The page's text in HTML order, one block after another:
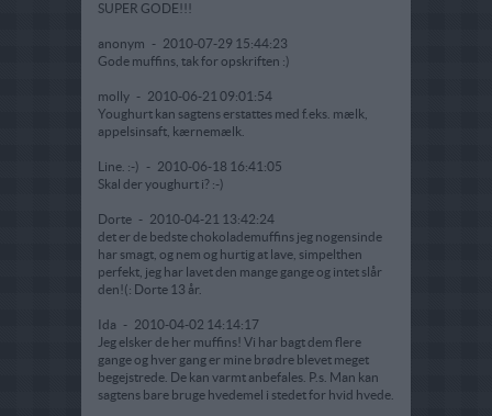
SUPER GODE!!!
anonym - 2010-07-29 15:44:23
Gode muffins, tak for opskriften :)
molly - 2010-06-21 09:01:54
Youghurt kan sagtens erstattes med f.eks. mælk,
appelsinsaft, kærnemælk.
Line. :-) - 2010-06-18 16:41:05
Skal der youghurt i? :-)
Dorte - 2010-04-21 13:42:24
det er de bedste chokolademuffins jeg nogensinde
har smagt, og nem og hurtig at lave, simpelthen
perfekt, jeg har lavet den mange gange og intet slår
den!(: Dorte 13 år.
Ida - 2010-04-02 14:14:17
Jeg elsker de her muffins! Vi har bagt dem flere
gange og hver gang er mine brødre blevet meget
begejstrede. De kan varmt anbefales. P.s. Man kan
sagtens bare bruge hvedemel i stedet for hvid hvede.